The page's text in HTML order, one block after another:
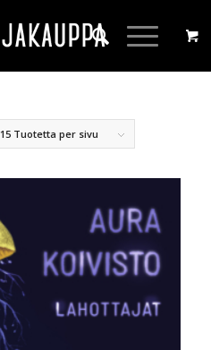
15 Tuotetta per sivu